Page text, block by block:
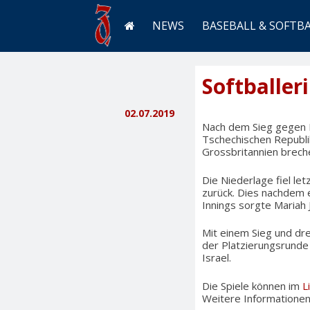
NEWS BASEBALL &
02.07.2019
Nach dem Sieg
Tschechischen
Grossbritannien
Die Niederlage fiel
zurück. Dies
Innings sorgte Mariah
Mit einem Sieg und
der
Israel.
Die Spiele können im
Weitere